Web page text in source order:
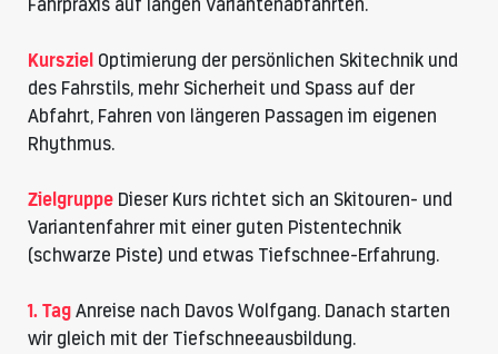
Fahrpraxis auf langen Variantenabfahrten.
Kursziel Optimierung der persönlichen Skitechnik und
des Fahrstils, mehr Sicherheit und Spass auf der
Abfahrt, Fahren von längeren Passagen im eigenen
Rhythmus.
Zielgruppe Dieser Kurs richtet sich an Skitouren- und
Variantenfahrer mit einer guten Pistentechnik
(schwarze Piste) und etwas Tiefschnee-Erfahrung.
1. Tag Anreise nach Davos Wolfgang. Danach starten
wir gleich mit der Tiefschneeausbildung.